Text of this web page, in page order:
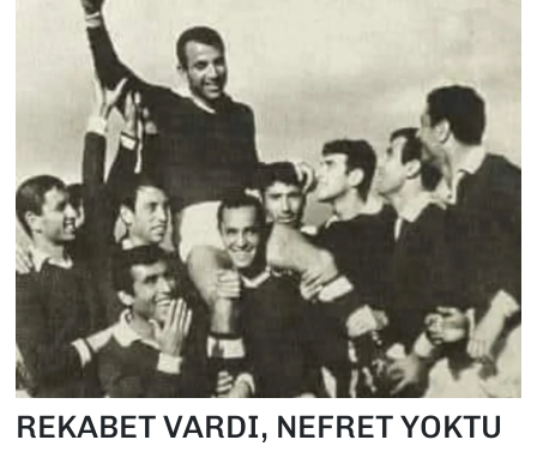
REKABET VARDI, NEFRET YOKTU